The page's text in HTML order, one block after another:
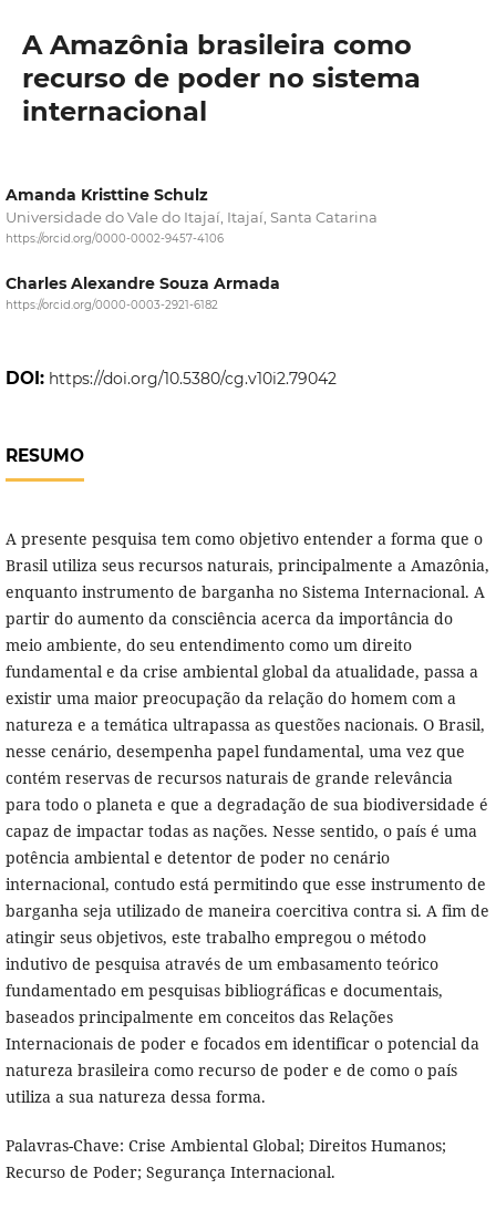
A Amazônia brasileira como
recurso de poder no sistema
internacional
Amanda Kristtine Schulz
Universidade do Vale do Itajaí, Itajaí, Santa Catarina
https://orcid.org/0000-0002-9457-4106
Charles Alexandre Souza Armada
https://orcid.org/0000-0003-2921-6182
DOI: https://doi.org/10.5380/cg.v10i2.79042
RESUMO
A presente pesquisa tem como objetivo entender a forma que o
Brasil utiliza seus recursos naturais, principalmente a Amazônia,
enquanto instrumento de barganha no Sistema Internacional. A
partir do aumento da consciência acerca da importância do
meio ambiente, do seu entendimento como um direito
fundamental e da crise ambiental global da atualidade, passa a
existir uma maior preocupação da relação do homem com a
natureza e a temática ultrapassa as questões nacionais. O Brasil,
nesse cenário, desempenha papel fundamental, uma vez que
contém reservas de recursos naturais de grande relevância
para todo o planeta e que a degradação de sua biodiversidade é
capaz de impactar todas as nações. Nesse sentido, o país é uma
potência ambiental e detentor de poder no cenário
internacional, contudo está permitindo que esse instrumento de
barganha seja utilizado de maneira coercitiva contra si. A fim de
atingir seus objetivos, este trabalho empregou o método
indutivo de pesquisa através de um embasamento teórico
fundamentado em pesquisas bibliográficas e documentais,
baseados principalmente em conceitos das Relações
Internacionais de poder e focados em identificar o potencial da
natureza brasileira como recurso de poder e de como o país
utiliza a sua natureza dessa forma.
Palavras-Chave: Crise Ambiental Global; Direitos Humanos;
Recurso de Poder; Segurança Internacional.